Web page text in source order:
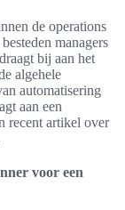
de operations
managers
bij aan het
algehele
automatisering
aan een
recent artikel over
voor een